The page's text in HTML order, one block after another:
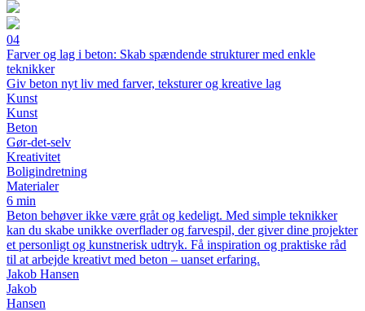
04
Farver og lag i beton: Skab spændende strukturer med enkle
teknikker
Giv beton nyt liv med farver, teksturer og kreative lag
Kunst
Kunst
Beton
Gør-det-selv
Kreativitet
Boligindretning
Materialer
6 min
Beton behøver ikke være gråt og kedeligt. Med simple teknikker
kan du skabe unikke overflader og farvespil, der giver dine projekter
et personligt og kunstnerisk udtryk. Få inspiration og praktiske råd
til at arbejde kreativt med beton – uanset erfaring.
Jakob Hansen
Jakob
Hansen